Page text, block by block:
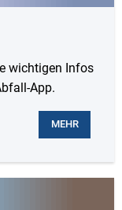
wichtigen Infos
App.
MEHR